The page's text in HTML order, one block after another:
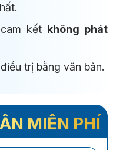
kết không phát
điều trị bằng văn bản.
MIỄN PHÍ